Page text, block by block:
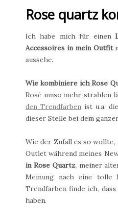
Rose quartz
Ich habe mich für einen
Accessoires in mein Outfit
aussehe.
Wie kombiniere ich Rose
Rosé umso mehr strahlen
den Trendfarbenist u.a.
dieser Stelle bei dem
Wie der Zufall es so
Outlet während meines
in Rose Quartz, meiner
Meinung nach eine tolle
Trendfarben finde ich,
haben.